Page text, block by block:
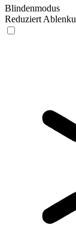
Blindenmodus
Reduziert